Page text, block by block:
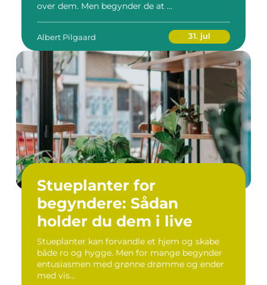
over dem. Men begynder de at ...
Albert Pilgaard 31. jul
Stueplanter for
begyndere: Sådan
holder du dem i live
Stueplanter kan forvandle et hjem og skabe
både ro og hygge. Men for mange begynder
entusiasmen med grønne drømme og ender
med vis...